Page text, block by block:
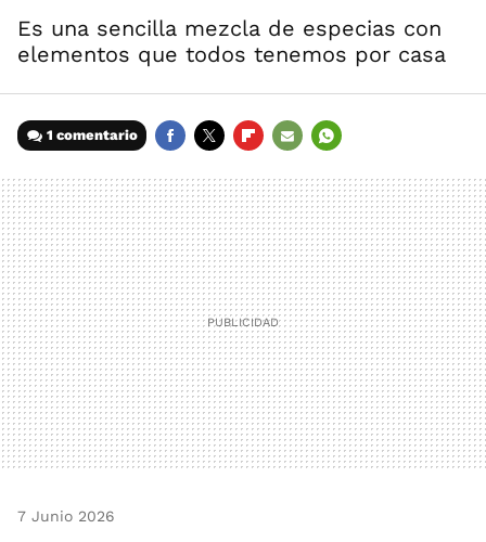
Es una sencilla mezcla de especias con
elementos que todos tenemos por casa
1 comentario
MAIL
7 Junio 2026